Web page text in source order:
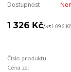
Dostupnost
1 326 Kč/ks1 096 Kč
Číslo produktu:
Cena za: